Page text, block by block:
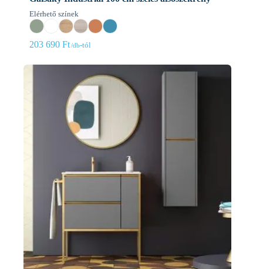
Elérhető színek
203 690 Ft -tól